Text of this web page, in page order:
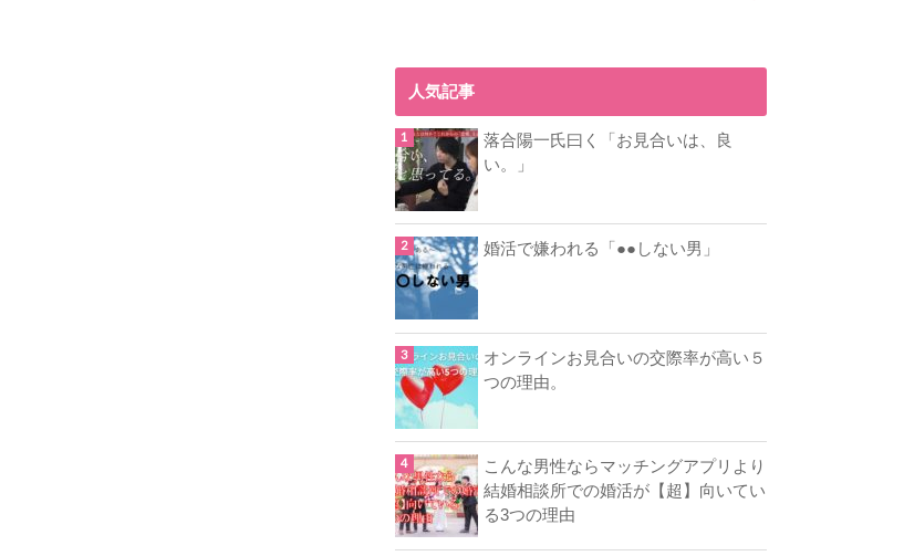
人気記事
落合陽一氏曰く「お見合いは、良
い。」
婚活で嫌われる「●●しない男」
オンラインお見合いの交際率が高い５
つの理由。
こんな男性ならマッチングアプリより
結婚相談所での婚活が【超】向いてい
る3つの理由